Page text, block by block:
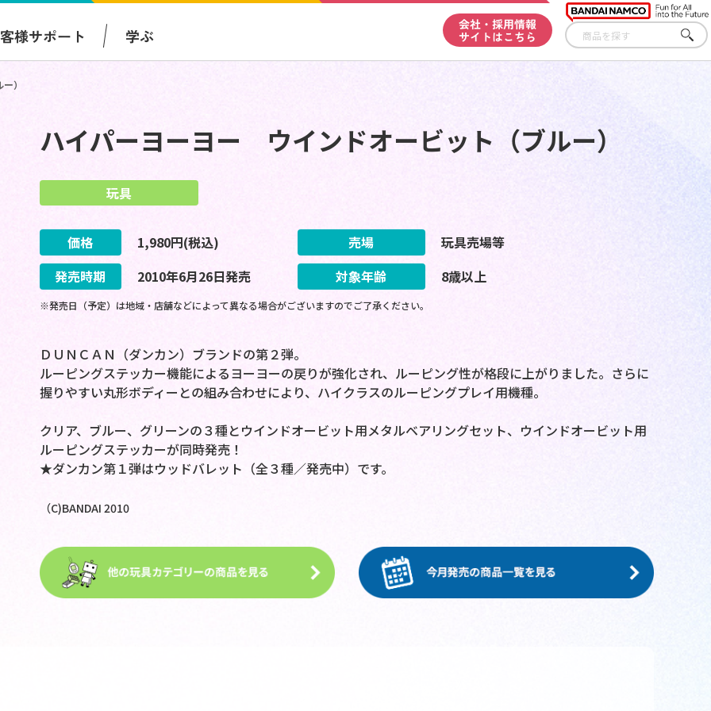
様サポート 学ぶ
会社・採用情報
サイトはこちら
さが
す
）
ハイパーヨーヨー ウインドオービット（ブルー）
玩具
価格 1,980円(税込) 売場
玩具売場等
発売時期
2010年6月26日発売 対象年齢 8歳以上
※発売日（予定）は地域・店舗などによって異なる場合がございますのでご了承ください。
ＤＵＮＣＡＮ（ダンカン）ブランドの第２弾。
ルーピングステッカー機能によるヨーヨーの戻りが強化され、ルーピング性が格段に上がりました。さらに
握りやすい丸形ボディーとの組み合わせにより、ハイクラスのルーピングプレイ用機種。
クリア、ブルー、グリーンの３種とウインドオービット用メタルベアリングセット、ウインドオービット用
ルーピングステッカーが同時発売！
★ダンカン第１弾はウッドバレット（全３種／発売中）です。
（C)BANDAI 2010